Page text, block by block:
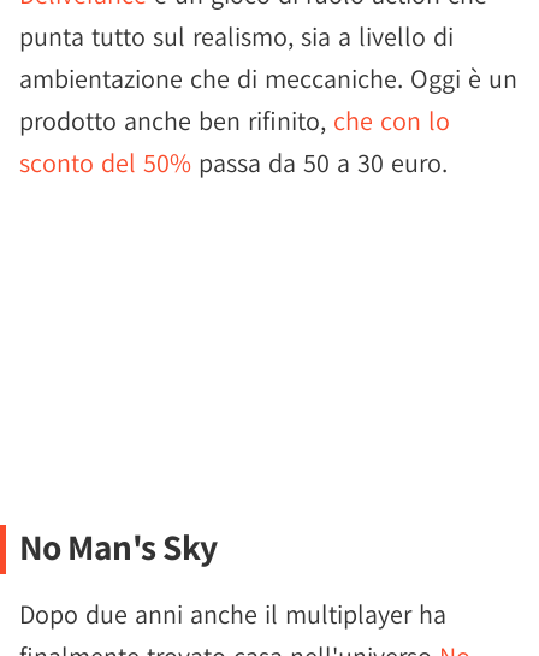
punta tutto sul realismo, sia a livello di
ambientazione che di meccaniche. Oggi è un
prodotto anche ben rifinito, che con lo
sconto del 50% passa da 50 a 30 euro.
No Man's Sky
Dopo due anni anche il multiplayer ha